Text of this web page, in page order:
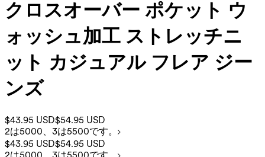
クロスオーバー ポケット ウ
ォッシュ加工 ストレッチニ
ット カジュアル フレア ジー
ンズ
$43.95 USD$54.95 USD
2は5000、3は5500です。
$43.95 USD$54.95 USD